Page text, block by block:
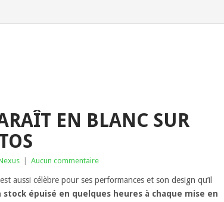
EN BLANC SUR
Aucun commentaire
est aussi célèbre pour ses performances et son design qu’il
stock épuisé en quelques heures à chaque mise en